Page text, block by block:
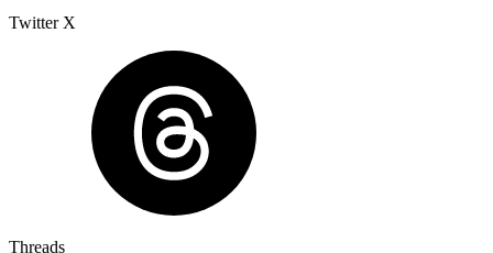
Twitter X
Threads